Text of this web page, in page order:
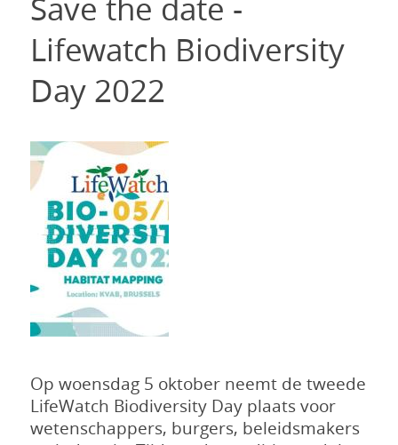
Save the date -
Lifewatch Biodiversity
Day 2022
Op woensdag 5 oktober neemt de tweede
LifeWatch Biodiversity Day plaats voor
wetenschappers, burgers, beleidsmakers